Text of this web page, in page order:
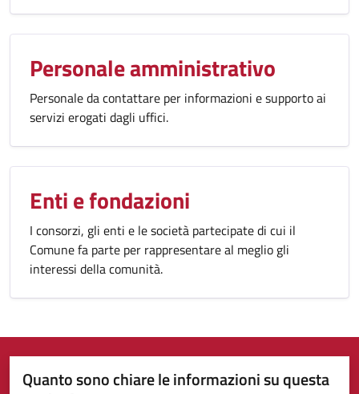
Personale amministrativo
Personale da contattare per informazioni e supporto ai
servizi erogati dagli uffici.
Enti e fondazioni
I consorzi, gli enti e le società partecipate di cui il
Comune fa parte per rappresentare al meglio gli
interessi della comunità.
Quanto sono chiare le informazioni su questa